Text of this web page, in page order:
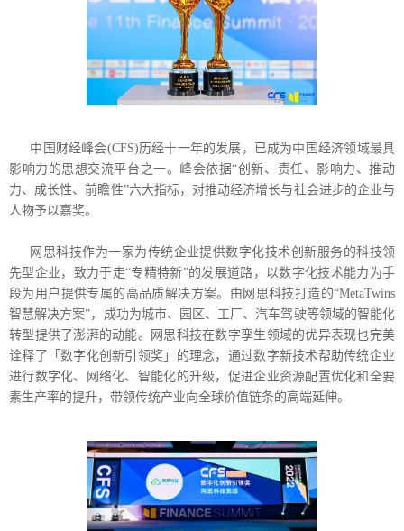
中国财经峰会(CFS)历经十一年的发展，已成为中国经济领域最具
影响力的思想交流平台之一。峰会依据“创新、责任、影响力、推动
力、成长性、前瞻性”六大指标，对推动经济增长与社会进步的企业与
人物予以嘉奖。
网思科技作为一家为传统企业提供数字化技术创新服务的科技领
先型企业，致力于走“专精特新”的发展道路，以数字化技术能力为手
段为用户提供专属的高品质解决方案。由网思科技打造的“MetaTwins
智慧解决方案”，成功为城市、园区、工厂、汽车驾驶等领域的智能化
转型提供了澎湃的动能。网思科技在数字孪生领域的优异表现也完美
诠释了「数字化创新引领奖」的理念，通过数字新技术帮助传统企业
进行数字化、网络化、智能化的升级，促进企业资源配置优化和全要
素生产率的提升，带领传统产业向全球价值链条的高端延伸。